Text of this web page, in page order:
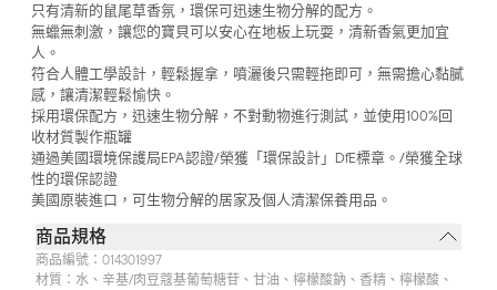
只有清新的鼠尾草香氛，環保可迅速生物分解的配方。
無蠟無刺激，讓您的寶貝可以安心在地板上玩耍，清新香氣更加宜
人。
符合人體工學設計，輕鬆握拿，噴灑後只需輕拖即可，無需擔心黏膩
感，讓清潔輕鬆愉快。
採用環保配方，迅速生物分解，不對動物進行測試，並使用100%回
收材質製作瓶罐
通過美國環境保護局EPA認證/榮獲「環保設計」DfE標章。/榮獲全球
性的環保認證
美國原裝進口，可生物分解的居家及個人清潔保養用品。
商品規格
商品編號： 014301997
材質： 水、辛基/肉豆蔻基葡萄糖苷、甘油、檸檬酸鈉、香精、檸檬酸、